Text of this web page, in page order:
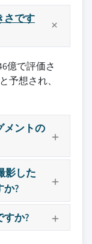
さです
億で評価さ
予想され、
メントの
影した
か?
すか?